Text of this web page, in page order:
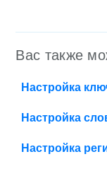
Вас также
Настройка
Настройка
Настройка